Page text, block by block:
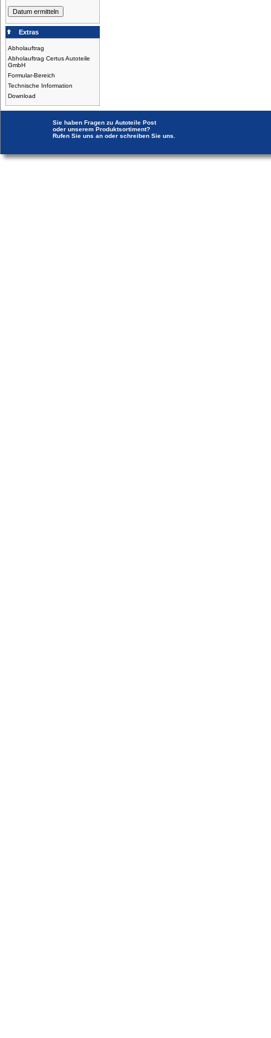
Extras
Abholauftrag
Abholauftrag Certus Autoteile
GmbH
Formular-Bereich
Technische Information
Download
Sie haben Fragen zu Autoteile Post
oder unserem Produktsortiment?
Rufen Sie uns an oder schreiben Sie uns.